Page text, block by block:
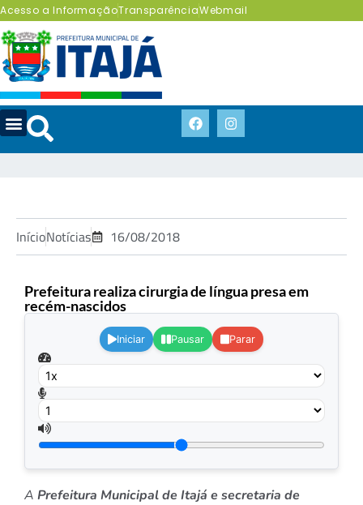
Acesso a InformaçãoTransparênciaWebmail
InícioNotícias 16/08/2018
Prefeitura realiza cirurgia de língua presa em
recém-nascidos
Iniciar Pausar Parar
A Prefeitura Municipal de Itajá e secretaria de